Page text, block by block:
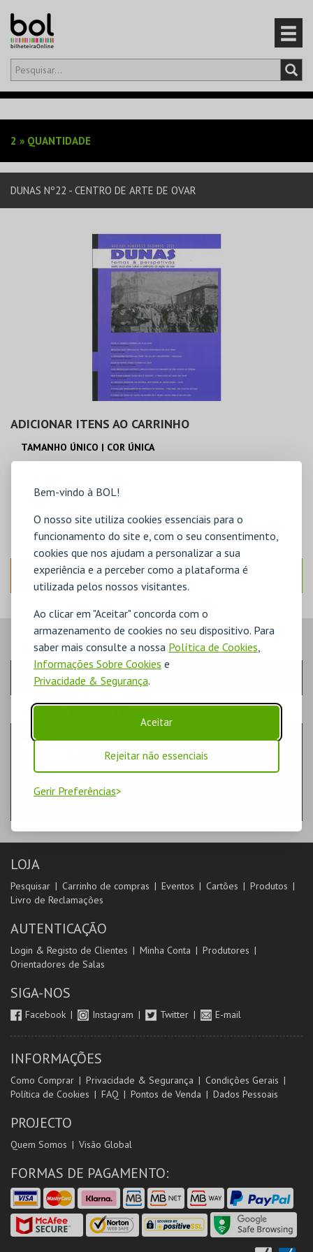
Bem-vindo à BOL!
O nosso site utiliza cookies essenciais para o
funcionamento do site e, com o seu consentimento,
cookies que nos ajudam a personalizar a sua
experiência e a perceber como a plataforma é
utilizada pelos nossos visitantes.
Ao clicar em "Aceitar" concorda com o
armazenamento de cookies no seu dispositivo. Para
saber mais consulte a nossa Política de Cookies,
Informações Sobre Cookies e
Privacidade & Segurança.
Aceitar
Rejeitar não essenciais
Gerir Preferências
Olá,iniciar sessão
EVENTOS
CARTÕES
2 » QUANTIDADE
DUNAS Nº22 - CENTRO DE ARTE DE OVAR
ADICIONAR ITENS AO CARRINHO
TAMANHO ÚNICO | COR ÚNICA
ADICIONAR
ANTERIOR SEGUINTE
PASSO- QUANTIDADE
Escolha a quantidade e os produtos desejados
PASSO
DUNAS Nº22
LIVROS
CENTRO DE ARTE DE OVAR
LOJA
Pesquisar Carrinho de compras Eventos Cartões
Produtos
Livro de Reclamações
AUTENTICAÇÃO
Login & Registo de Clientes Minha Conta
Produtores
Orientadores de Salas
SIGA-NOS
Facebook Instagram Twitter E-mail
INFORMAÇÕES
Como Comprar Privacidade & Segurança
Condições Gerais
Política de Cookies
FAQ Pontos de Venda Dados Pessoais
PROJECTO
Quem Somos Visão Global
FORMAS DE PAGAMENTO: